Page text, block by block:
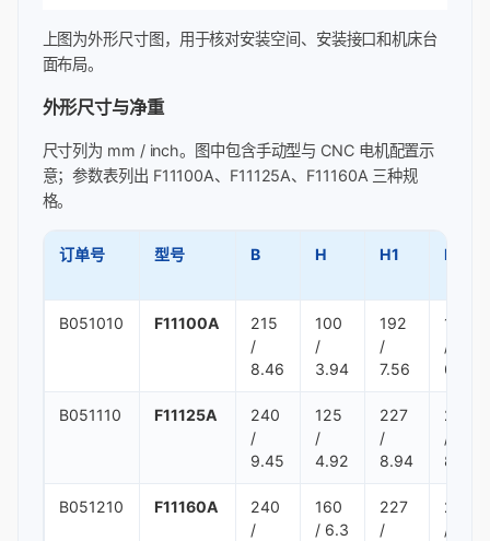
上图为外形尺寸图，用于核对安装空间、安装接口和机床台
面布局。
外形尺寸与净重
尺寸列为 mm / inch。图中包含手动型与 CNC 电机配置示
意；参数表列出 F11100A、F11125A、F11160A 三种规
格。
订单号 型号 B H H1 L
B051010 F11100A
215
/
8.46
100
/
3.94
192
/
7.56
165
/
6.5
B051110 F11125A
240
/
9.45
125
/
4.92
227
/
8.94
216
/
8.5
B051210 F11160A
240
/
160
/ 6.3
227
/
216
/